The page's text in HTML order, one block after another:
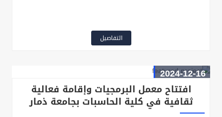
التفاصيل
2024-12-16
افتتاح معمل البرمجيات وإقامة فعالية
ثقافية في كلية الحاسبات بجامعة ذمار